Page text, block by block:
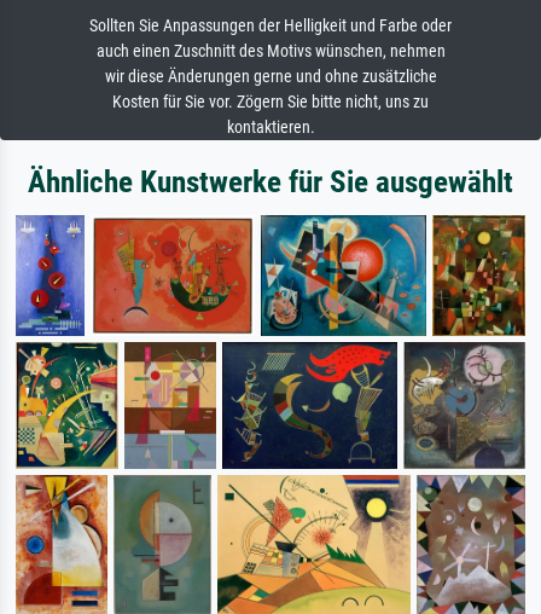
Sollten Sie Anpassungen der Helligkeit und Farbe oder
auch einen Zuschnitt des Motivs wünschen, nehmen
wir diese Änderungen gerne und ohne zusätzliche
Kosten für Sie vor. Zögern Sie bitte nicht, uns zu
kontaktieren.
Ähnliche Kunstwerke für Sie ausgewählt